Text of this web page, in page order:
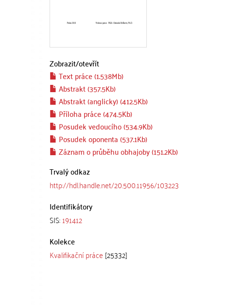
Zobrazit/otevřít
Text práce (1.538Mb)
Abstrakt (357.5Kb)
Abstrakt (anglicky) (412.5Kb)
Příloha práce (474.5Kb)
Posudek vedoucího (534.9Kb)
Posudek oponenta (537.1Kb)
Záznam o průběhu obhajoby (151.2Kb)
Trvalý odkaz
http://hdl.handle.net/20.500.11956/103223
Identifikátory
SIS:191412
Kolekce
Kvalifikační práce [25332]